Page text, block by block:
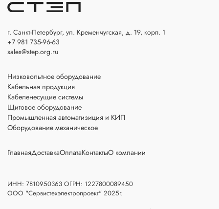
г. Санкт-Петербург, ул. Кременчугская, д. 19, корп. 1
+7 981 735-96-63
sales@step.org.ru
ГлавнаяДоставкаОплатаКонтактыО компании
Низковольтное оборудование
Кабельная продукция
Кабеленесущие системы
Щитовое оборудование
Промышленная автоматизиция и КИП
Оборудование механическое
ИНН: 7810950363 ОГРН: 1227800089450
ООО "Сервистехэлектропроект" 2025г.